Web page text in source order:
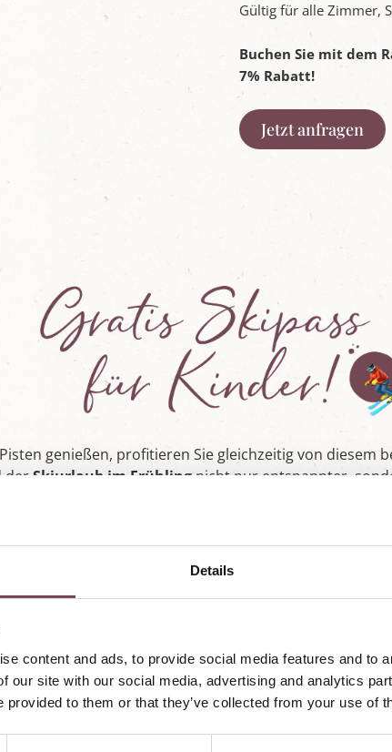
Details
content and ads, to provide social media features and to
our site with our social media, advertising and analytics
provided to them or that they’ve collected from your use of
Gültig für alle Zimmer,
Buchen Sie mit dem
7% Rabatt!
Jetzt anfragen
genießen, profitieren Sie gleichzeitig von diesem
derSkiurlaub im Frühlingnicht nur entspannter,
fährt ein Kind kostenlos!